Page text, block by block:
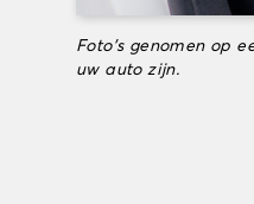
Foto's genomen op
uw auto zijn.